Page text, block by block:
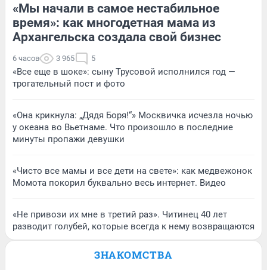
«Мы начали в самое нестабильное
время»: как многодетная мама из
Архангельска создала свой бизнес
6 часов 3 965 5
«Все еще в шоке»: сыну Трусовой исполнился год —
трогательный пост и фото
«Она крикнула: „Дядя Боря!“» Москвичка исчезла ночью
у океана во Вьетнаме. Что произошло в последние
минуты пропажи девушки
«Чисто все мамы и все дети на свете»: как медвежонок
Момота покорил буквально весь интернет. Видео
«Не привози их мне в третий раз». Читинец 40 лет
разводит голубей, которые всегда к нему возвращаются
ЗНАКОМСТВА